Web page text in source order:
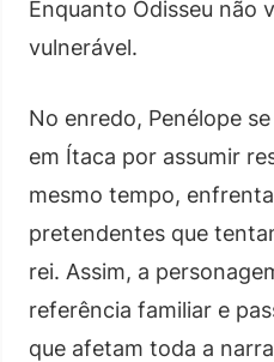
Enquanto Odisseu não
vulnerável.
No enredo, Penélope
em Ítaca por assumir
mesmo tempo,
pretendentes que
rei. Assim, a
referência familiar e
que afetam toda a